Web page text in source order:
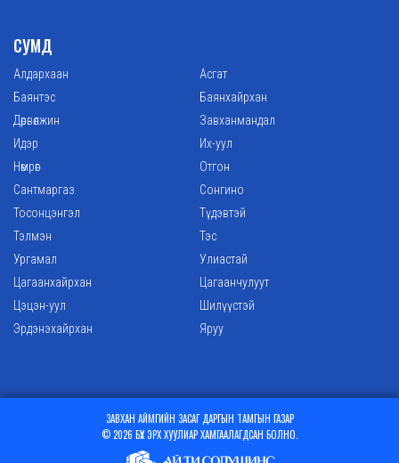
СУМД
Алдархаан
Асгат
Баянтэс
Баянхайрхан
Дөрвөлжин
Завханмандал
Идэр
Их-уул
Нөмрөг
Отгон
Сантмаргаз
Сонгино
Тосонцэнгэл
Түдэвтэй
Тэлмэн
Тэс
Ургамал
Улиастай
Цагаанхайрхан
Цагаанчулуут
Цэцэн-уул
Шилүүстэй
Эрдэнэхайрхан
Яруу
ЗАВХАН АЙМГИЙН ЗАСАГ ДАРГЫН ТАМГЫН ГАЗАР
© 2026 БҮХ ЭРХ ХУУЛИАР ХАМГААЛАГДСАН БОЛНО.